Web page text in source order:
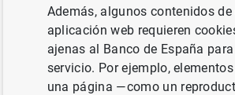
principales de financiación y los tipos
facilidad marginal de crédito y de la
aumentarán hasta el 4,00 %, el 4,25 %
respectivamente, con efectos a partir
Además, algunos contenidos
aplicación web requieren
ajenas al Banco de España
servicio. Por ejemplo,
una página —como un